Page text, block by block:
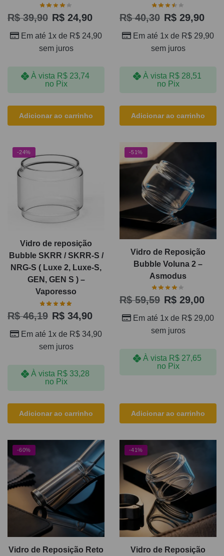
R$39,90 R$ 24,90
Em até 1x de R$ 24,90
sem juros
À vista R$23,74
no Pix
Adicionar ao carrinho
R$40,30 R$ 29,90
Em até 1x de R$ 29,90
sem juros
À vista R$28,51
no Pix
Adicionar ao carrinho
-24%
Vidro de reposição
Bubble SKRR / SKRR-S /
NRG-S ( Luxe 2, Luxe-S,
GEN, GEN S ) –
Vaporesso
R$46,19 R$ 34,90
Em até 1x de R$ 34,90
sem juros
À vista R$33,28
no Pix
Adicionar ao carrinho
-51%
Vidro de Reposição
Bubble Voluna 2 –
Asmodus
R$59,59 R$ 29,00
Em até 1x de R$ 29,00
sem juros
À vista R$27,65
no Pix
Adicionar ao carrinho
-60%
Vidro de Reposição Reto
-41%
Vidro de Reposição